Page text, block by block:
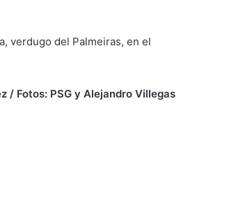
verdugo del Palmeiras, en el
/ Fotos: PSG y Alejandro Villegas